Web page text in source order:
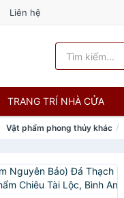
Liên hệ
TRANG TRÍ NHÀ CỬA
Vật phẩm phong thủy khác